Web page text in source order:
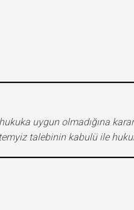
uygun olmadığına
talebinin kabulü ile